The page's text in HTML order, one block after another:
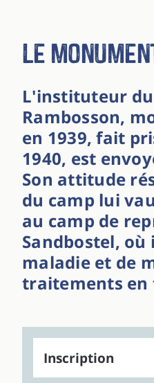
Le
L'instituteur du
Rambosson,
en 1939, fait
1940, est
Son attitude
du camp lui
au camp de
Sandbostel,
maladie et de
traitements en
Inscription